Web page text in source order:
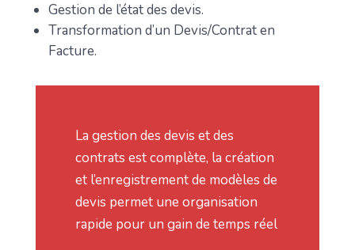
Gestion de l’état des devis.
Transformation d’un Devis/Contrat en
Facture.
La gestion des devis et des
contrats est complète, la création
et l’enregistrement de modèles de
devis permet une organisation
rapide pour un gain de temps réel